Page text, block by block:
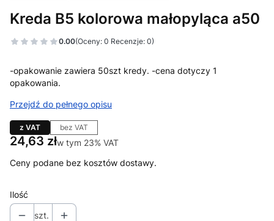
Kreda B5 kolorowa małopyląca a50
0.00(Oceny: 0 Recenzje: 0)
-opakowanie zawiera 50szt kredy. -cena dotyczy 1
opakowania.
Przejdź do pełnego opisu
z VAT bez VAT
Cena
24,63 złw tym 23% VAT
w tym 23% VAT
Ceny podane bez kosztów dostawy.
Ilość
szt.